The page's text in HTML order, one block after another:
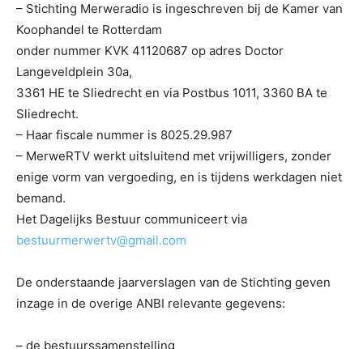
– Stichting Merweradio is ingeschreven bij de Kamer van
Koophandel te Rotterdam
onder nummer KVK 41120687 op adres Doctor
Langeveldplein 30a,
3361 HE te Sliedrecht en via Postbus 1011, 3360 BA te
Sliedrecht.
– Haar fiscale nummer is 8025.29.987
– MerweRTV werkt uitsluitend met vrijwilligers, zonder
enige vorm van vergoeding, en is tijdens werkdagen niet
bemand.
Het Dagelijks Bestuur communiceert via
bestuurmerwertv@gmail.com
De onderstaande jaarverslagen van de Stichting geven
inzage in de overige ANBI relevante gegevens:
– de bestuurssamenstelling